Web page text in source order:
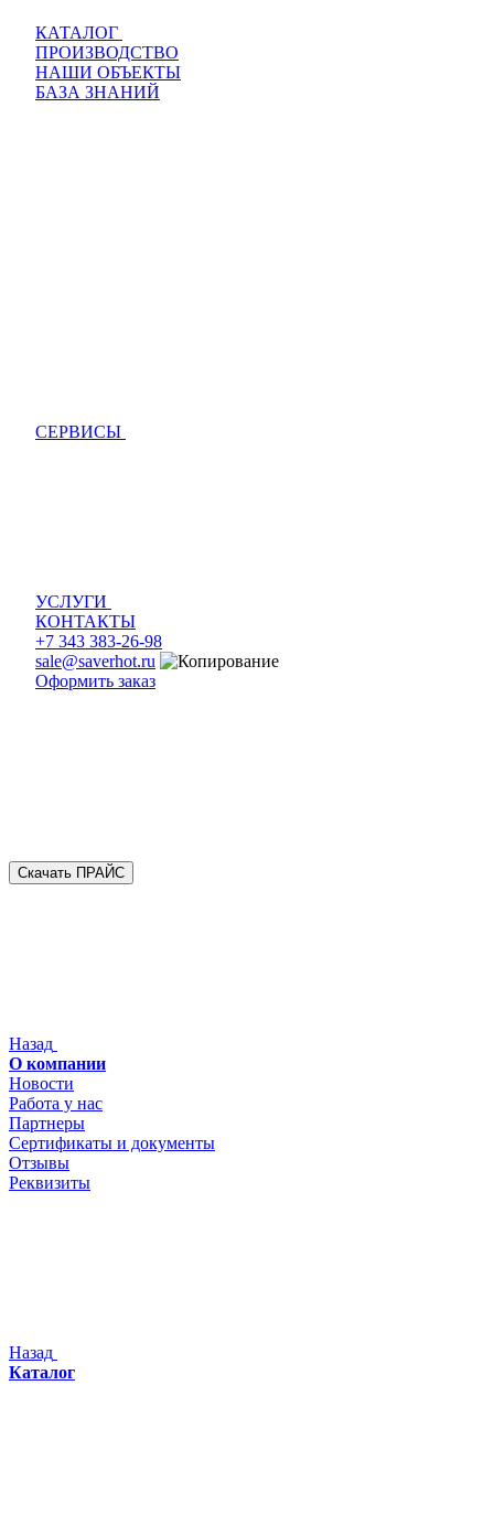
КАТАЛОГ
ПРОИЗВОДСТВО
НАШИ ОБЪЕКТЫ
БАЗА ЗНАНИЙ
СЕРВИСЫ
УСЛУГИ
КОНТАКТЫ
+7 343 383-26-98
sale@saverhot.ru
Оформить заказ
Скачать ПРАЙС
Назад
О компании
Новости
Работа у нас
Партнеры
Сертификаты и документы
Отзывы
Реквизиты
Назад
Каталог